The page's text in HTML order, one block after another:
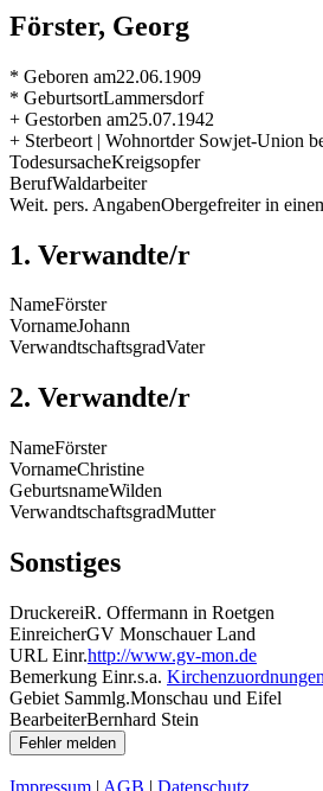
Förster, Georg
* Geboren am22.06.1909
* GeburtsortLammersdorf
+ Gestorben am25.07.1942
+ Sterbeort | Wohnortder Sowjet-Union
TodesursacheKreigsopfer
BerufWaldarbeiter
Weit. pers. AngabenObergefreiter in
1. Verwandte/r
NameFörster
VornameJohann
VerwandtschaftsgradVater
2. Verwandte/r
NameFörster
VornameChristine
GeburtsnameWilden
VerwandtschaftsgradMutter
Sonstiges
DruckereiR. Offermann in Roetgen
EinreicherGV Monschauer Land
URL Einr.http://www.gv-mon.de
Bemerkung Einr.s.a.
Gebiet Sammlg.Monschau und Eifel
BearbeiterBernhard Stein
Impressum | AGB | Datenschutz